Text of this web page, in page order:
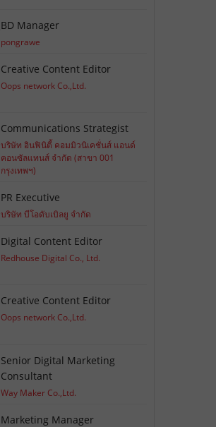
ฺBD Manager
pongrawe
Creative Content Editor
Oops network Co.,Ltd.
Communications Strategist
บริษัท อินฟินิตี้ คอมมิวนิเคชั่นส์ แอนด์
คอนซัลแทนส์ จำกัด (สาขา 001
กรุงเทพฯ)
PR Executive
บริษัท บีโอดับเบิลยู จำกัด
Digital Content Editor
Redhouse Digital Co., Ltd.
Creative Content Editor
Oops network Co.,Ltd.
Senior Digital Marketing
Consultant
Way Maker Co.,Ltd.
Marketing Manager